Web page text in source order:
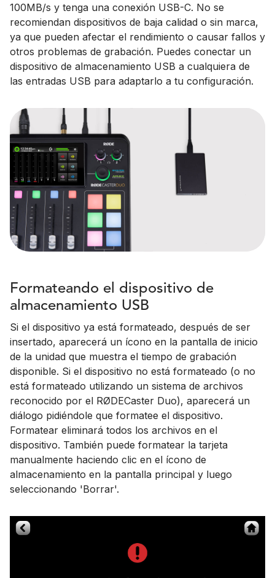
100MB/s y tenga una conexión USB-C. No se
recomiendan dispositivos de baja calidad o sin marca,
ya que pueden afectar el rendimiento o causar fallos y
otros problemas de grabación. Puedes conectar un
dispositivo de almacenamiento USB a cualquiera de
las entradas USB para adaptarlo a tu configuración.
Formateando el dispositivo de
almacenamiento USB
Si el dispositivo ya está formateado, después de ser
insertado, aparecerá un ícono en la pantalla de inicio
de la unidad que muestra el tiempo de grabación
disponible. Si el dispositivo no está formateado (o no
está formateado utilizando un sistema de archivos
reconocido por el RØDECaster Duo), aparecerá un
diálogo pidiéndole que formatee el dispositivo.
Formatear eliminará todos los archivos en el
dispositivo. También puede formatear la tarjeta
manualmente haciendo clic en el ícono de
almacenamiento en la pantalla principal y luego
seleccionando 'Borrar'.